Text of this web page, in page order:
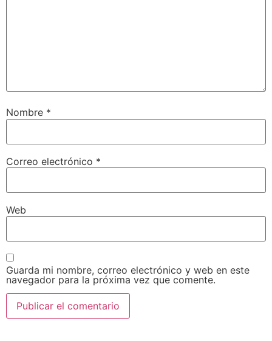
Nombre *
Correo electrónico *
Web
Guarda mi nombre, correo electrónico y web en este
navegador para la próxima vez que comente.